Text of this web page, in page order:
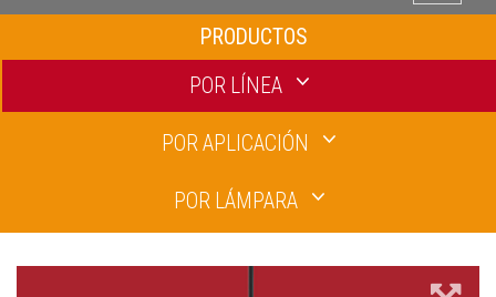
PRODUCTOS
POR LÍNEA
POR APLICACIÓN
POR LÁMPARA